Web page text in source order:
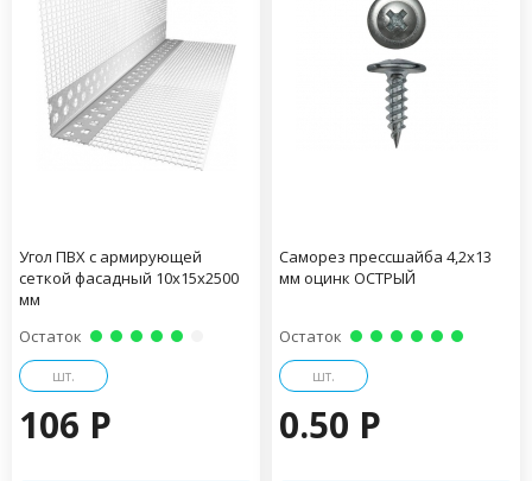
Угол ПВХ с армирующей
сеткой фасадный 10х15х2500
мм
Остаток
шт.
106 P
Саморез прессшайба 4,2х13
мм оцинк ОСТРЫЙ
Остаток
шт.
0.50 P